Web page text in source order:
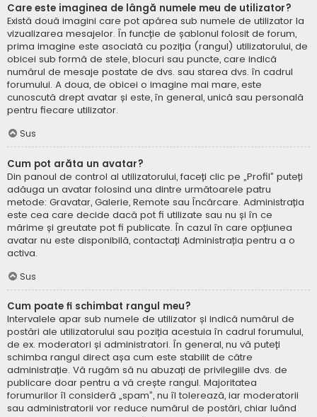
Care este imaginea de lângă numele meu de utilizator?
Există două imagini care pot apărea sub numele de utilizator la
vizualizarea mesajelor. În funcție de șablonul folosit de forum,
prima imagine este asociată cu poziția (rangul) utilizatorului, de
obicei sub formă de stele, blocuri sau puncte, care indică
numărul de mesaje postate de dvs. sau starea dvs. în cadrul
forumului. A doua, de obicei o imagine mai mare, este
cunoscută drept avatar și este, în general, unică sau personală
pentru fiecare utilizator.
Sus
Cum pot arăta un avatar?
Din panoul de control al utilizatorului, faceți clic pe „Profil” puteți
adăuga un avatar folosind una dintre următoarele patru
metode: Gravatar, Galerie, Remote sau Încărcare. Administrația
este cea care decide dacă pot fi utilizate sau nu și în ce
mărime și greutate pot fi publicate. În cazul în care opțiunea
avatar nu este disponibilă, contactați Administrația pentru a o
activa.
Sus
Cum poate fi schimbat rangul meu?
Intervalele apar sub numele de utilizator și indică numărul de
postări ale utilizatorului sau poziția acestuia în cadrul forumului,
de ex. moderatori și administratori. În general, nu vă puteți
schimba rangul direct așa cum este stabilit de către
administrație. Vă rugăm să nu abuzați de privilegiile dvs. de
publicare doar pentru a vă crește rangul. Majoritatea
forumurilor îl consideră „spam”, nu îl tolerează, iar moderatorii
sau administratorii vor reduce numărul de postări, chiar luând